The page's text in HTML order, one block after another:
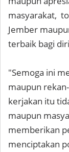
masyarakat,
Jember
terbaik bagi
"Semoga ini
maupun
kerjakan itu
maupun
memberikan
menciptakan